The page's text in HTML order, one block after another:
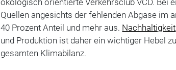
Quellen angesichts der fehlenden Abgase im
40 Prozent Anteil und mehr aus. Nachhaltigkeit
und Produktion ist daher ein wichtiger Hebel
gesamten Klimabilanz.